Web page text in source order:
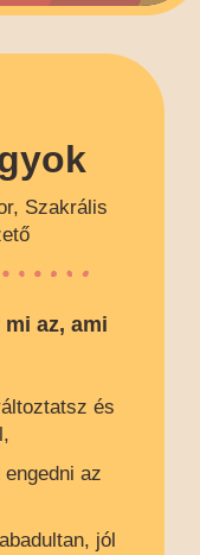
Szakrális
az, ami
és
az
jól